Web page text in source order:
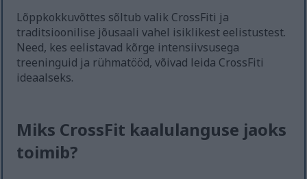
Lõppkokkuvõttes sõltub valik CrossFiti ja
traditsioonilise jõusaali vahel isiklikest eelistustest.
Need, kes eelistavad kõrge intensiivsusega
treeninguid ja rühmatööd, võivad leida CrossFiti
ideaalseks.
Miks CrossFit kaalulanguse jaoks
toimib?